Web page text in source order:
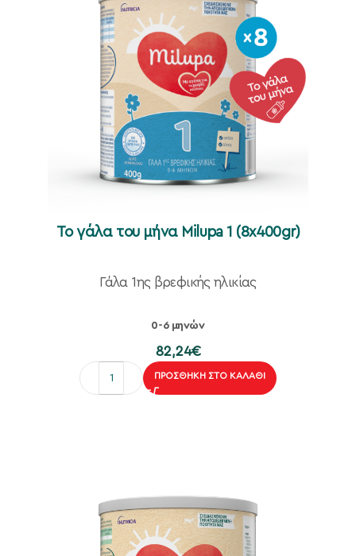
To γάλα του μήνα Milupa 1 (8x400gr)
Γάλα 1ης βρεφικής ηλικίας
0-6 μηνών
82,24€
ΠΡΟΣΘΉΚΗ ΣΤΟ ΚΑΛΆΘΙ